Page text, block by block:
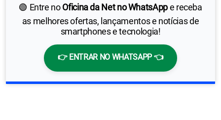
🟢 Entre noOficina da Net no WhatsAppe receba
as melhores ofertas, lançamentos e notícias de
smartphones e tecnologia!
👉 ENTRAR NO WHATSAPP 👈